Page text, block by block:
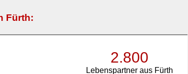
Fürth:
2.800
Lebenspartner aus Fürth